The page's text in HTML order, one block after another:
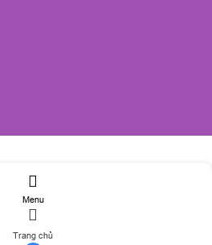
Menu
Trang chủ